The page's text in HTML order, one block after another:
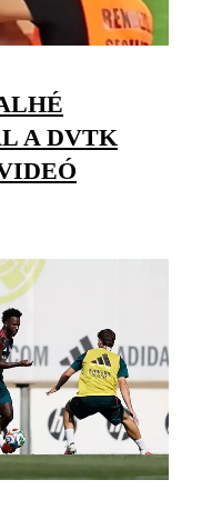
A DVTK